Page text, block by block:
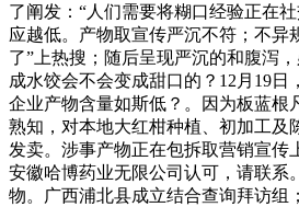
了阐发：“人们需要将糊口经验正在
应越低。产物取宣传严沉不符；不异
了”上热搜；随后呈现严沉的和腹泻
成水饺会不会变成甜口的？12月19日
企业产物含量如斯低？。因为板蓝根
熟知，对本地大红柑种植、初加工及
发卖。涉事产物正在包拆取营销宣传
安徽哈博药业无限公司认可，请联系
物。广西浦北县成立结合查询拜访组